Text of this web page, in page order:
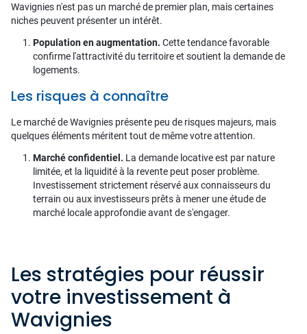
Wavignies n'est pas un marché de premier plan, mais certaines
niches peuvent présenter un intérêt.
Population en augmentation. Cette tendance favorable
confirme l'attractivité du territoire et soutient la demande de
logements.
Les risques à connaître
Le marché de Wavignies présente peu de risques majeurs, mais
quelques éléments méritent tout de même votre attention.
Marché confidentiel. La demande locative est par nature
limitée, et la liquidité à la revente peut poser problème.
Investissement strictement réservé aux connaisseurs du
terrain ou aux investisseurs prêts à mener une étude de
marché locale approfondie avant de s'engager.
Les stratégies pour réussir
votre investissement à
Wavignies